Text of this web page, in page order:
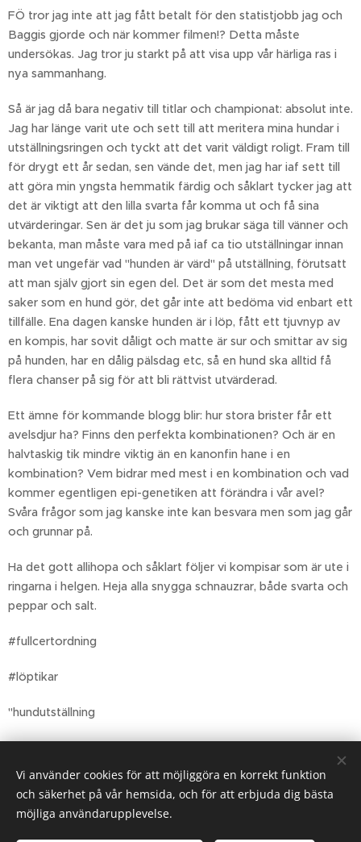
FÖ tror jag inte att jag fått betalt för den statistjobb jag och
Baggis gjorde och när kommer filmen!? Detta måste
undersökas. Jag tror ju starkt på att visa upp vår härliga ras i
nya sammanhang.
Så är jag då bara negativ till titlar och championat: absolut inte.
Jag har länge varit ute och sett till att meritera mina hundar i
utställningsringen och tyckt att det varit väldigt roligt. Fram till
för drygt ett år sedan, sen vände det, men jag har iaf sett till
att göra min yngsta hemmatik färdig och såklart tycker jag att
det är viktigt att den lilla svarta får komma ut och få sina
utvärderingar. Sen är det ju som jag brukar säga till vänner och
bekanta, man måste vara med på iaf ca tio utställningar innan
man vet ungefär vad "hunden är värd" på utställning, förutsatt
att man själv gjort sin egen del. Det är som det mesta med
saker som en hund gör, det går inte att bedöma vid enbart ett
tillfälle. Ena dagen kanske hunden är i löp, fått ett tjuvnyp av
en kompis, har sovit dåligt och matte är sur och smittar av sig
på hunden, har en dålig pälsdag etc, så en hund ska alltid få
flera chanser på sig för att bli rättvist utvärderad.
Ett ämne för kommande blogg blir: hur stora brister får ett
avelsdjur ha? Finns den perfekta kombinationen? Och är en
halvtaskig tik mindre viktig än en kanonfin hane i en
kombination? Vem bidrar med mest i en kombination och vad
kommer egentligen epi-genetiken att förändra i vår avel?
Svåra frågor som jag kanske inte kan besvara men som jag går
och grunnar på.
Ha det gott allihopa och såklart följer vi kompisar som är ute i
ringarna i helgen. Heja alla snygga schnauzrar, både svarta och
peppar och salt.
#fullcertordning
#löptikar
"hundutställning
Share
Vi använder cookies för att möjliggöra en korrekt funktion
och säkerhet på vår hemsida, och för att erbjuda dig bästa
möjliga användarupplevelse.